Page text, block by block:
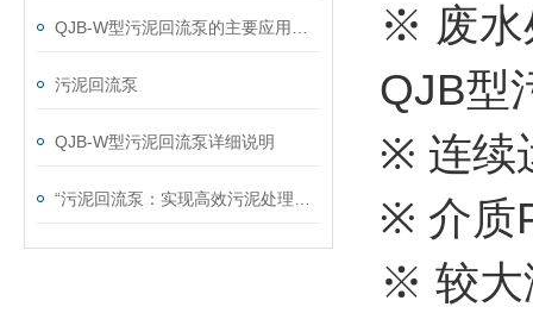
污泥回流泵
QJB-W型污泥回流泵详细说明
※ 废水
QJB型
※ 连续
※ 介质
※ 较